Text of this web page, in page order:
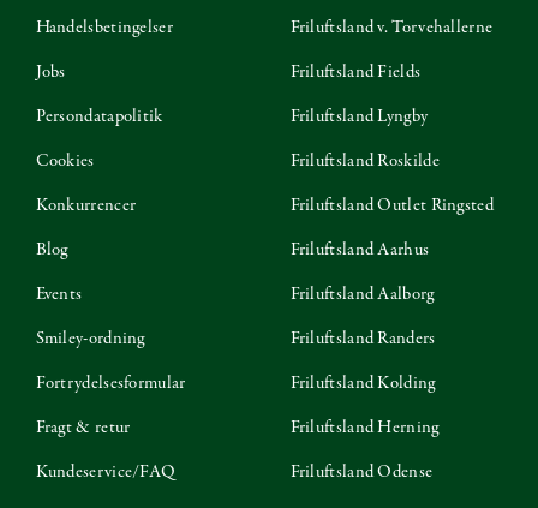
Handelsbetingelser
Jobs
Persondatapolitik
Cookies
Konkurrencer
Blog
Events
Smiley-ordning
Fortrydelsesformular
Fragt & retur
Kundeservice/FAQ
Friluftsland v. Torvehallerne
Friluftsland Fields
Friluftsland Lyngby
Friluftsland Roskilde
Friluftsland Outlet Ringsted
Friluftsland Aarhus
Friluftsland Aalborg
Friluftsland Randers
Friluftsland Kolding
Friluftsland Herning
Friluftsland Odense